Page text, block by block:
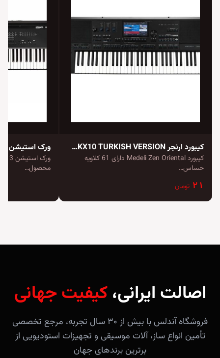
کیبورد ارنجر Medeli DANTE ZEN - AKX10 TURKISH VERSION
کیبورد Medeli Zen Oriental دارای 61 کلاویه
حساس…
۲۱ تومان
ورک استیشن Korg Kronos 3
محصول…
اصالت ایرانی،کیفیت جهانی
فروشگاه آندلس با بیش از ۳۰ سال تجربه، مرجع تخصصی
تأمین انواع ساز، آلات موسیقی و تجهیزات استودیویی از
برترین برندهای جهان